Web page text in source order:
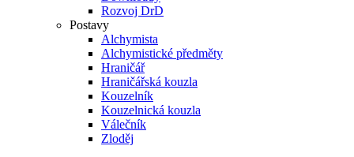
Rozvoj DrD
Postavy
Alchymista
Alchymistické předměty
Hraničář
Hraničářská kouzla
Kouzelník
Kouzelnická kouzla
Válečník
Zloděj